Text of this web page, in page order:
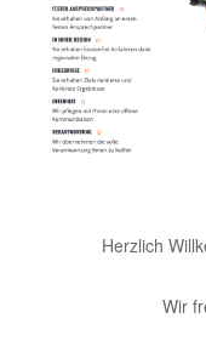
Herzlich
Wir